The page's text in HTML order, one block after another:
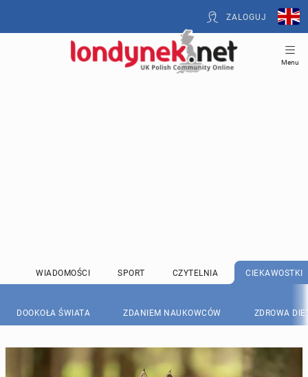
ZALOGUJ
Menu
WIADOMOŚCI SPORT CZYTELNIA CIEKAWOSTKI
DOOKOŁA ŚWIATA ZDANIEM NAUKOWCÓW ZDROWA